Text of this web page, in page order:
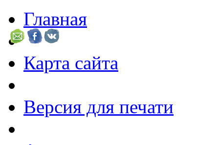
Главная
Карта сайта
Версия для печати